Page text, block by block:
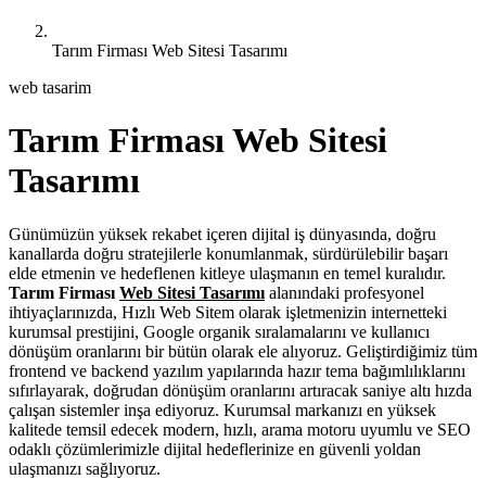
Tarım Firması Web Sitesi Tasarımı
web tasarim
Tarım Firması Web Sitesi
Tasarımı
Günümüzün yüksek rekabet içeren dijital iş dünyasında, doğru
kanallarda doğru stratejilerle konumlanmak, sürdürülebilir başarı
elde etmenin ve hedeflenen kitleye ulaşmanın en temel kuralıdır.
Tarım Firması Web Sitesi Tasarımı alanındaki profesyonel
ihtiyaçlarınızda, Hızlı Web Sitem olarak işletmenizin internetteki
kurumsal prestijini, Google organik sıralamalarını ve kullanıcı
dönüşüm oranlarını bir bütün olarak ele alıyoruz. Geliştirdiğimiz tüm
frontend ve backend yazılım yapılarında hazır tema bağımlılıklarını
sıfırlayarak, doğrudan dönüşüm oranlarını artıracak saniye altı hızda
çalışan sistemler inşa ediyoruz. Kurumsal markanızı en yüksek
kalitede temsil edecek modern, hızlı, arama motoru uyumlu ve SEO
odaklı çözümlerimizle dijital hedeflerinize en güvenli yoldan
ulaşmanızı sağlıyoruz.